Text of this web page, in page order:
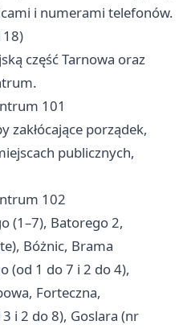
i numerami telefonów.
część Tarnowa oraz
101
zakłócające porządek,
publicznych,
102
(1–7), Batorego 2,
Bóżnic, Brama
(od 1 do 7 i 2 do 4),
Forteczna,
i 2 do 8), Goslara (nr